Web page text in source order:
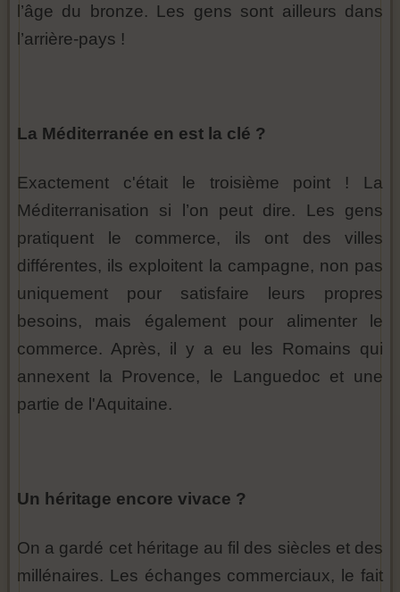
l’âge du bronze. Les gens sont ailleurs dans
l’arrière-pays !
La Méditerranée en est la clé ?
Exactement c'était le troisième point ! La
Méditerranisation si l’on peut dire. Les gens
pratiquent le commerce, ils ont des villes
différentes, ils exploitent la campagne, non pas
uniquement pour satisfaire leurs propres
besoins, mais également pour alimenter le
commerce. Après, il y a eu les Romains qui
annexent la Provence, le Languedoc et une
partie de l'Aquitaine.
Un héritage encore vivace ?
On a gardé cet héritage au fil des siècles et des
millénaires. Les échanges commerciaux, le fait